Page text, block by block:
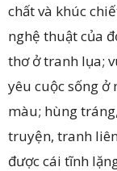
chất và khúc
nghệ thuật của
thơ ở tranh lụa;
yêu cuộc sống
màu; hùng
truyện, tranh
được cái tĩnh